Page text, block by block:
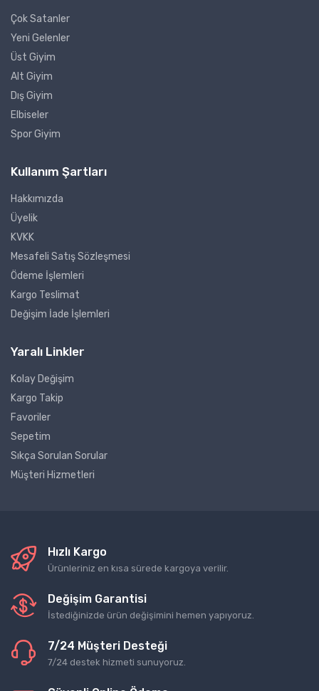
Çok Satanler
Yeni Gelenler
Üst Giyim
Alt Giyim
Dış Giyim
Elbiseler
Spor Giyim
Kullanım Şartları
Hakkımızda
Üyelik
KVKK
Mesafeli Satış Sözleşmesi
Ödeme İşlemleri
Kargo Teslimat
Değişim İade İşlemleri
Yaralı Linkler
Kolay Değişim
Kargo Takip
Favoriler
Sepetim
Sıkça Sorulan Sorular
Müşteri Hizmetleri
Hızlı Kargo
Ürünleriniz en kısa sürede kargoya verilir.
Değişim Garantisi
İstediğinizde ürün değişimini hemen yapıyoruz.
7/24 Müşteri Desteği
7/24 destek hizmeti sunuyoruz.